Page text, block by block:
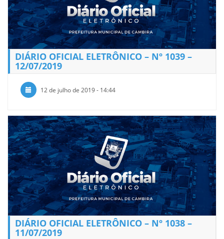
DIÁRIO OFICIAL ELETRÔNICO – Nº 1039 –
12/07/2019
12 de julho de 2019 - 14:44
DIÁRIO OFICIAL ELETRÔNICO – Nº 1038 –
11/07/2019